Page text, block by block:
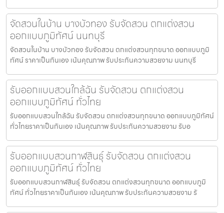
จัดสวนในบ้าน บางบัวทอง รับจัดสวน ตกแต่งสวน
ออกแบบภูมิทัศน์ นนทบุรี
จัดสวนในบ้าน บางบัวทอง รับจัดสวน ตกแต่งสวนทุกขนาด ออกแบบภูมิ
ทัศน์ ราคาเป็นกันเอง เน้นคุณภาพ รับประกันความสวยงาม นนทบุรี
รับออกแบบสวนใกล้ฉัน รับจัดสวน ตกแต่งสวน
ออกแบบภูมิทัศน์ ทั่วไทย
รับออกแบบสวนใกล้ฉัน รับจัดสวน ตกแต่งสวนทุกขนาด ออกแบบภูมิทัศน์
ทั่วไทยราคาเป็นกันเอง เน้นคุณภาพ รับประกันความสวยงาม รับอ
รับออกแบบสวนกาฬสินธุ์ รับจัดสวน ตกแต่งสวน
ออกแบบภูมิทัศน์ ทั่วไทย
รับออกแบบสวนกาฬสินธุ์ รับจัดสวน ตกแต่งสวนทุกขนาด ออกแบบภูมิ
ทัศน์ ทั่วไทยราคาเป็นกันเอง เน้นคุณภาพ รับประกันความสวยงาม รั